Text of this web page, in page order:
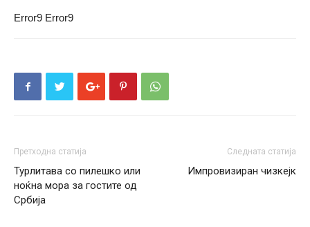
Error9 Error9
Претходна статија
Турлитава со пилешко или
ноќна мора за гостите од
Србија
Следната статија
Импровизиран чизкејк